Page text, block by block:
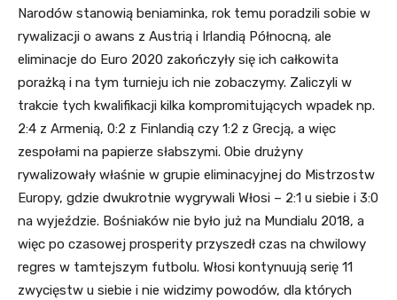
Narodów stanowią beniaminka, rok temu poradzili sobie w
rywalizacji o awans z Austrią i Irlandią Północną, ale
eliminacje do Euro 2020 zakończyły się ich całkowita
porażką i na tym turnieju ich nie zobaczymy. Zaliczyli w
trakcie tych kwalifikacji kilka kompromitujących wpadek np.
2:4 z Armenią, 0:2 z Finlandią czy 1:2 z Grecją, a więc
zespołami na papierze słabszymi. Obie drużyny
rywalizowały właśnie w grupie eliminacyjnej do Mistrzostw
Europy, gdzie dwukrotnie wygrywali Włosi – 2:1 u siebie i 3:0
na wyjeździe. Bośniaków nie było już na Mundialu 2018, a
więc po czasowej prosperity przyszedł czas na chwilowy
regres w tamtejszym futbolu. Włosi kontynuują serię 11
zwycięstw u siebie i nie widzimy powodów, dla których